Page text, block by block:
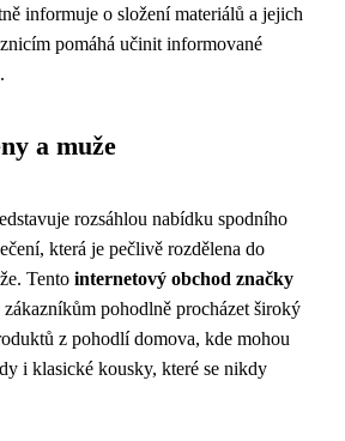
informuje o složení materiálů a jejich
pomáhá učinit informované
a muže
rozsáhlou nabídku spodního
která je pečlivě rozdělena do
Tento internetový obchod značky
zákazníkům pohodlně procházet široký
z pohodlí domova, kde mohou
i klasické kousky, které se nikdy